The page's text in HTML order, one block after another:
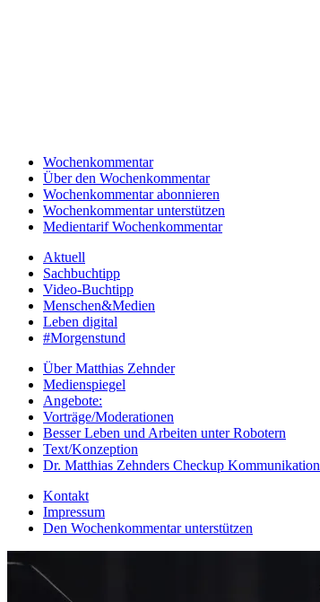
Wochenkommentar
Über den Wochenkommentar
Wochenkommentar abonnieren
Wochenkommentar unterstützen
Medientarif Wochenkommentar
Aktuell
Sachbuchtipp
Video-Buchtipp
Menschen&Medien
Leben digital
#Morgenstund
Über Matthias Zehnder
Medienspiegel
Angebote:
Vorträge/Moderationen
Besser Leben und Arbeiten unter Robotern
Text/Konzeption
Dr. Matthias Zehnders Checkup Kommunikation
Kontakt
Impressum
Den Wochenkommentar unterstützen